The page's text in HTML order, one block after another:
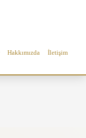
Hakkımızda
İletişim